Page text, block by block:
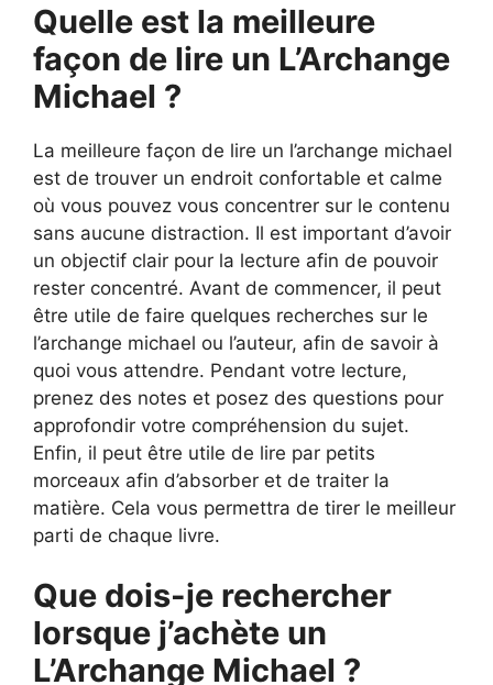
Quelle est la meilleure
façon de lire un L’Archange
Michael ?
La meilleure façon de lire un l’archange michael
est de trouver un endroit confortable et calme
où vous pouvez vous concentrer sur le contenu
sans aucune distraction. Il est important d’avoir
un objectif clair pour la lecture afin de pouvoir
rester concentré. Avant de commencer, il peut
être utile de faire quelques recherches sur le
l’archange michael ou l’auteur, afin de savoir à
quoi vous attendre. Pendant votre lecture,
prenez des notes et posez des questions pour
approfondir votre compréhension du sujet.
Enfin, il peut être utile de lire par petits
morceaux afin d’absorber et de traiter la
matière. Cela vous permettra de tirer le meilleur
parti de chaque livre.
Que dois-je rechercher
lorsque j’achète un
L’Archange Michael ?